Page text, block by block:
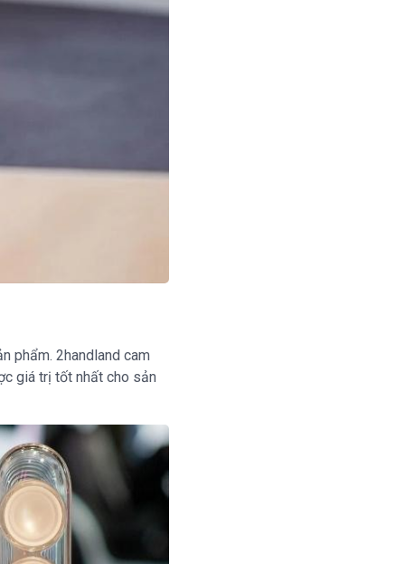
phẩm. 2handland cam
giá trị tốt nhất cho sản